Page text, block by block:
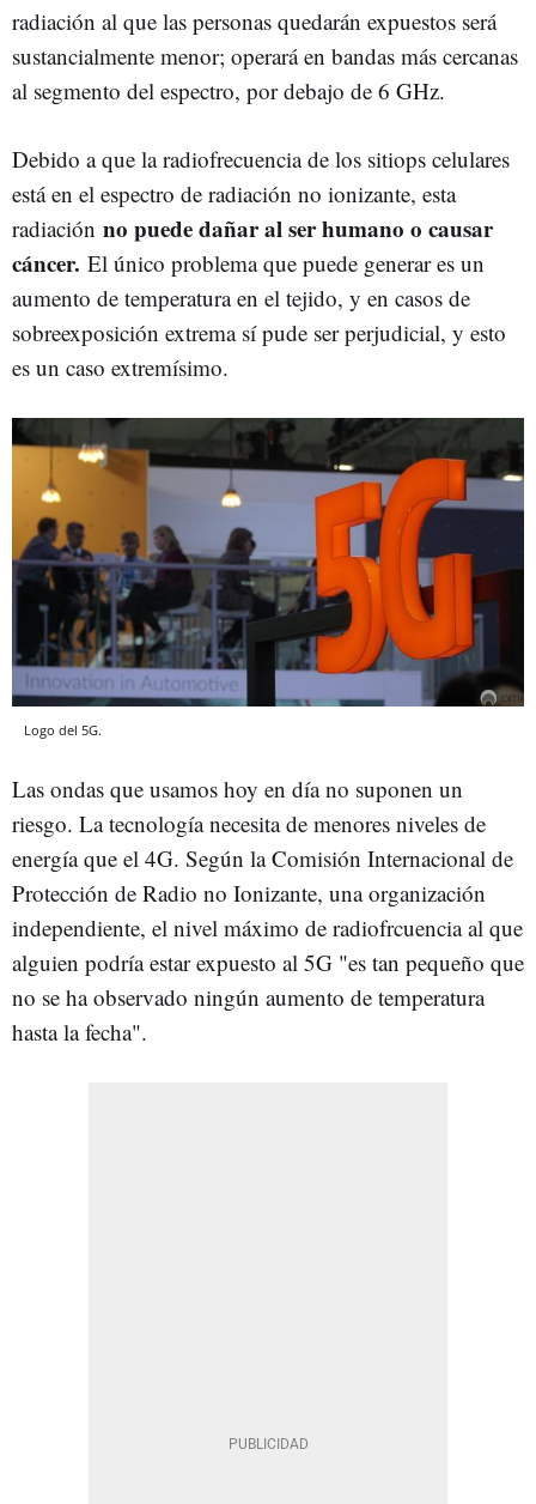
radiación al que las personas quedarán expuestos será
sustancialmente menor; operará en bandas más cercanas
al segmento del espectro, por debajo de 6 GHz.
Debido a que la radiofrecuencia de los sitiops celulares
está en el espectro de radiación no ionizante, esta
radiación no puede dañar al ser humano o causar
cáncer. El único problema que puede generar es un
aumento de temperatura en el tejido, y en casos de
sobreexposición extrema sí pude ser perjudicial, y esto
es un caso extremísimo.
Logo del 5G.
Las ondas que usamos hoy en día no suponen un
riesgo. La tecnología necesita de menores niveles de
energía que el 4G. Según la Comisión Internacional de
Protección de Radio no Ionizante, una organización
independiente, el nivel máximo de radiofrcuencia al que
alguien podría estar expuesto al 5G "es tan pequeño que
no se ha observado ningún aumento de temperatura
hasta la fecha".